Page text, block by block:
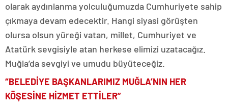
olarak aydınlanma yolculuğumuzda Cumhuriyete sahip
çıkmaya devam edecektir. Hangi siyasi görüşten
olursa olsun yüreği vatan, millet, Cumhuriyet ve
Atatürk sevgisiyle atan herkese elimizi uzatacağız.
Muğla’da sevgiyi ve umudu büyüteceğiz.
“BELEDİYE BAŞKANLARIMIZ MUĞLA’NIN HER
KÖŞESİNE HİZMET ETTİLER”